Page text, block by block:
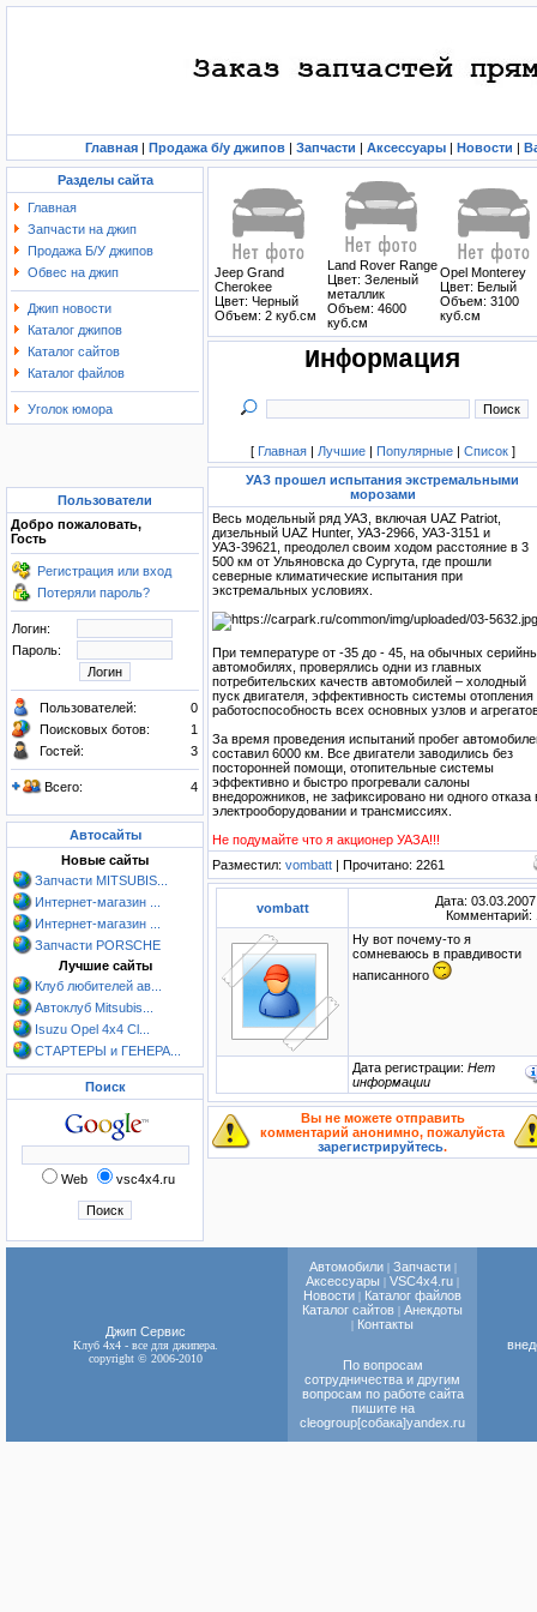
Главная| Продажа б/у джипов| Запчасти | Аксессуары| Новости |
Разделы сайта
Главная
Запчасти на джип
Продажа Б/У джипов
Обвес на джип
Джип новости
Каталог джипов
Каталог сайтов
Каталог файлов
Уголок юмора
Пользователи
Добро пожаловать,
Гость
Регистрация или вход
Потеряли пароль?
Логин:
Пароль:
Пользователей:
0
Поисковых ботов:
1
Гостей:
3
Всего: 4
Автосайты
Новые сайты
Запчасти MITSUBIS...
Интернет-магазин ...
Интернет-магазин ...
Запчасти PORSCHE
Лучшие сайты
Клуб любителей ав...
Автоклуб Mitsubis...
Isuzu Opel 4x4 Cl...
СТАРТЕРЫ и ГЕНЕРА...
Поиск
Web vsc4x4.ru
Jeep Grand
Cherokee
Цвет: Черный
Объем: 2 куб.см
Land Rover Range
Цвет: Зеленый
металлик
Объем: 4600
куб.см
Opel Monterey
Цвет: Белый
Объем: 3100
куб.см
Информация
[ Главная| Лучшие| Популярные| Список]
УАЗ прошел испытания экстремальными
морозами
Весь модельный ряд УАЗ, включая UAZ Patriot,
дизельный UAZ Hunter, УАЗ-2966, УАЗ-3151 и
УАЗ-39621, преодолел своим ходом расстояние в 3
500 км от Ульяновска до Сургута, где прошли
северные климатические испытания при
экстремальных условиях.
При температуре от -35 до - 45, на обычных
автомобилях, проверялись одни из главных
потребительских качеств автомобилей – холодный
пуск двигателя, эффективность системы отопления
работоспособность всех основных узлов и
За время проведения испытаний пробег
составил 6000 км. Все двигатели заводились без
посторонней помощи, отопительные системы
эффективно и быстро прогревали салоны
внедорожников, не зафиксировано ни одного отказа
электрооборудовании и трансмиссиях.
Не подумайте что я акционер УАЗА!!!
Разместил: vombatt | Прочитано: 2261
vombatt
Дата:
Комментарий:
Ну вот почему-то я
сомневаюсь в правдивости
написанного
Дата регистрации: Нет
информации
Вы не можете отправить
комментарий анонимно, пожалуйста
зарегистрируйтесь.
Джип Сервис
Клуб 4x4 - все для джипера.
copyright © 2006-2010
Автомобили| Запчасти|
Аксессуары | VSC4х4.ru |
Новости | Каталог файлов
Каталог сайтов | Анекдоты
| Контакты
По вопросам
сотрудничества и другим
вопросам по работе сайта
пишите на
cleogroup[собака]yandex.ru